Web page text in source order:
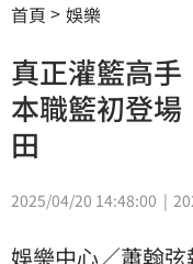
首頁 娛樂
真正灌籃高手
本職籃初登
田
2025/04/20 14:48:00
娛樂中心／蕭翰弦